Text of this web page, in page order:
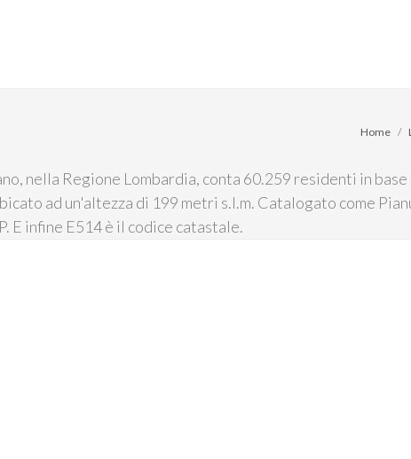
nella Regione Lombardia, conta 60.259 residenti in
ad un'altezza di 199 metri s.l.m. Catalogato come
E infine E514 è il codice catastale.
Home